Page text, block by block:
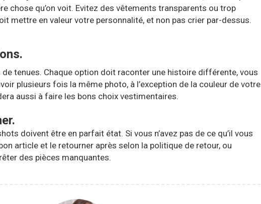
chose qu’on voit. Evitez des vêtements transparents ou trop
mettre en valeur votre personnalité, et non pas crier par-dessus.⁣
tenues. Chaque option doit raconter une histoire différente, vous
plusieurs fois la même photo, à l’exception de la couleur de votre
aussi à faire les bons choix vestimentaires.⁣
doivent être en parfait état. Si vous n’avez pas de ce qu’il vous
article et le retourner après selon la politique de retour, ou
des pièces manquantes.